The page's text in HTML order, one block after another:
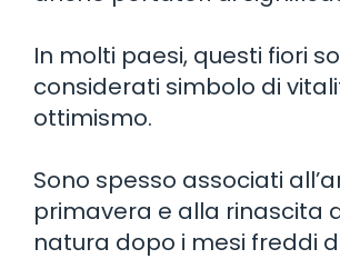
In molti paesi, questi fiori
considerati simbolo di
ottimismo.
Sono spesso associati
primavera e alla rinascita
natura dopo i mesi freddi